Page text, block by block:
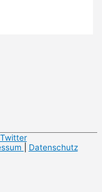
Twitter
Datenschutz